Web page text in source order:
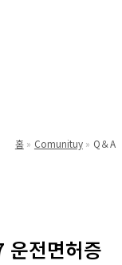
홈 Comunituy Q＆A
운전면허증